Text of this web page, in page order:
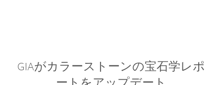
GIAがカラーストーンの宝石学レポ